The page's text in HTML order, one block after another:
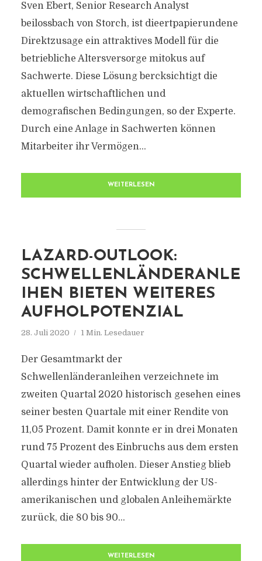
Sven Ebert, Senior Research Analyst
beilossbach von Storch, ist dieertpapierundene
Direktzusage ein attraktives Modell für die
betriebliche Altersversorge mitokus auf
Sachwerte. Diese Lösung bercksichtigt die
aktuellen wirtschaftlichen und
demografischen Bedingungen, so der Experte.
Durch eine Anlage in Sachwerten können
Mitarbeiter ihr Vermögen...
WEITERLESEN
LAZARD-OUTLOOK:
SCHWELLENLÄNDERANLE
IHEN BIETEN WEITERES
AUFHOLPOTENZIAL
28. Juli 2020 1 Min. Lesedauer
Der Gesamtmarkt der
Schwellenländeranleihen verzeichnete im
zweiten Quartal 2020 historisch gesehen eines
seiner besten Quartale mit einer Rendite von
11,05 Prozent. Damit konnte er in drei Monaten
rund 75 Prozent des Einbruchs aus dem ersten
Quartal wieder aufholen. Dieser Anstieg blieb
allerdings hinter der Entwicklung der US-
amerikanischen und globalen Anleihemärkte
zurück, die 80 bis 90...
WEITERLESEN